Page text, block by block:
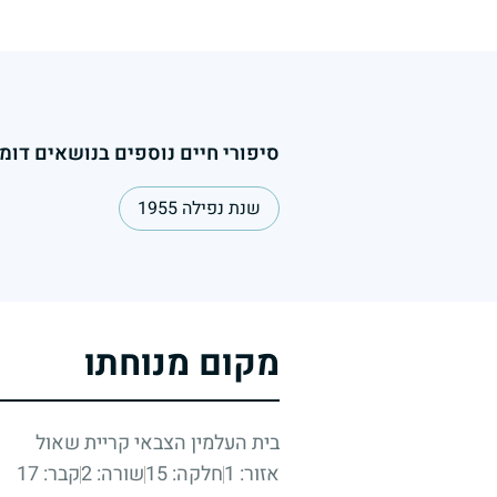
סיפורי חיים נוספים בנושאים
שנת נפילה 1955
מקום מנוחתו
בית העלמין הצבאי קריית שאול
אזור: 1
חלקה: 15 שורה: 2
קבר: 17